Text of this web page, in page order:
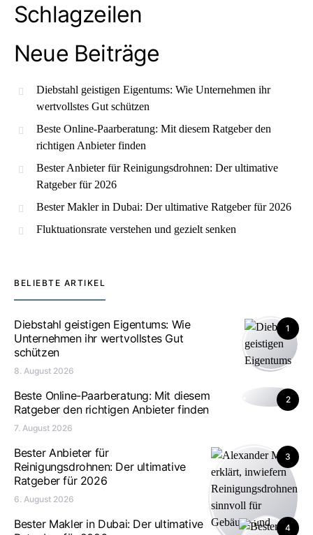
Schlagzeilen
Neue Beiträge
Diebstahl geistigen Eigentums: Wie Unternehmen ihr
wertvollstes Gut schützen
Beste Online-Paarberatung: Mit diesem Ratgeber den
richtigen Anbieter finden
Bester Anbieter für Reinigungsdrohnen: Der ultimative
Ratgeber für 2026
Bester Makler in Dubai: Der ultimative Ratgeber für 2026
Fluktuationsrate verstehen und gezielt senken
BELIEBTE ARTIKEL
1
Diebstahl geistigen Eigentums: Wie
Unternehmen ihr wertvollstes Gut
schützen
8. August 2026
2
Beste Online-Paarberatung: Mit diesem
Ratgeber den richtigen Anbieter finden
7. August 2026
3
Bester Anbieter für
Reinigungsdrohnen: Der ultimative
Ratgeber für 2026
6. August 2026
4
Bester Makler in Dubai: Der ultimative